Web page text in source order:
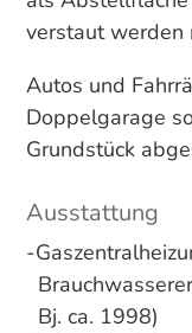
verstaut werden
Autos und
Doppelgarage
Grundstück
Ausstattung
-
Bj. ca. 1998)